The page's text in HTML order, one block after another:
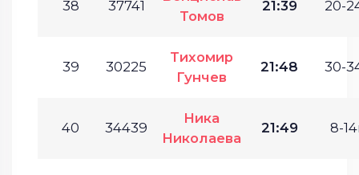
38 37741
Томов
21:39 20-
39 30225
Тихомир
Гунчев
21:48 30-
40 34439
Ника
Николаева
21:49 8-